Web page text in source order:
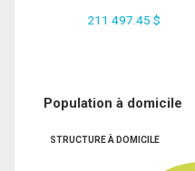
211 497.45 $
Population à domicile
STRUCTURE À DOMICILE